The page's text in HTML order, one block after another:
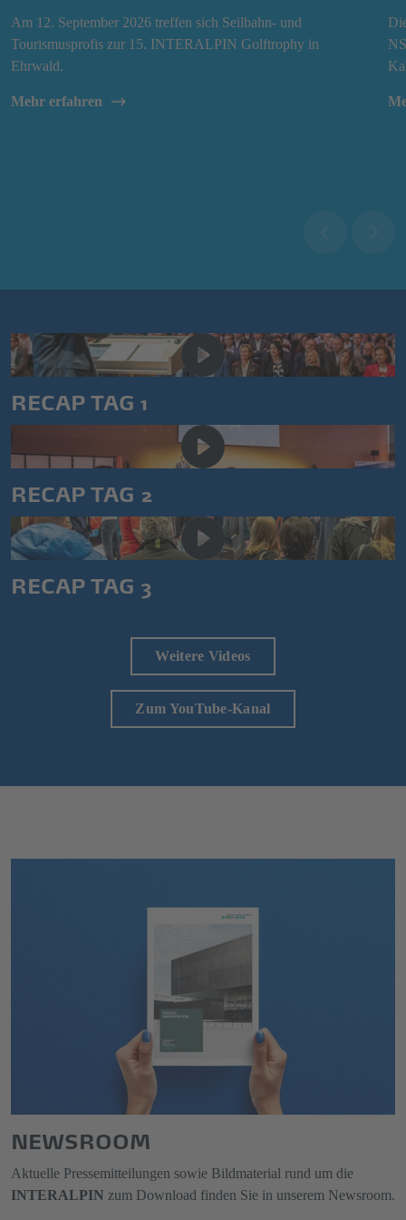
Am 12. September 2026 treffen sich Seilbahn- und
Tourismusprofis zur 15. INTERALPIN Golftrophy in
Ehrwald.
Mehr erfahren
RECAP TAG 1
RECAP TAG 2
RECAP TAG 3
Weitere Videos
Zum YouTube-Kanal
NEWSROOM
Aktuelle Pressemitteilungen sowie Bildmaterial rund um die
INTERALPIN zum Download finden Sie in unserem Newsroom.